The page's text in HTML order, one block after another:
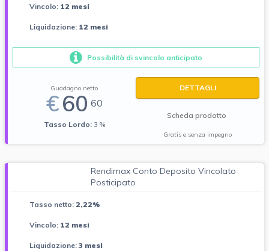
Vincolo: 12 mesi
Liquidazione: 12 mesi
Possibilità di svincolo anticipato
Guadagno netto
€60 60
Tasso Lordo: 3 %
DETTAGLI
Scheda prodotto
Gratis e senza impegno
Rendimax Conto Deposito Vincolato
Posticipato
Tasso netto: 2,22%
Vincolo: 12 mesi
Liquidazione: 3 mesi